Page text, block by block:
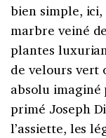
bien simple,
marbre veiné
plantes
de velours vert
absolu
primé Joseph
l’assiette, les